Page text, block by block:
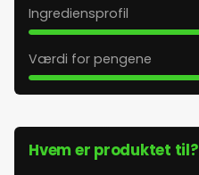
1. juni 2026
2. juni 2026
4. juni 2026
Ingrediensprofil
Værdi for pengene
Hvem er produktet til?